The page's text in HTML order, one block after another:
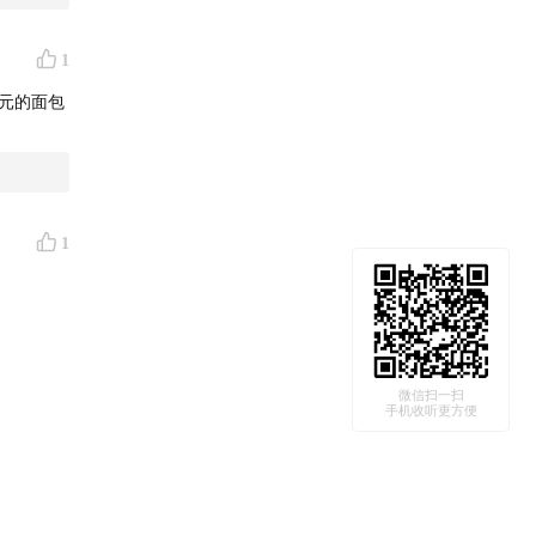
1
的面包
1
微信扫一扫
手机收听更方便